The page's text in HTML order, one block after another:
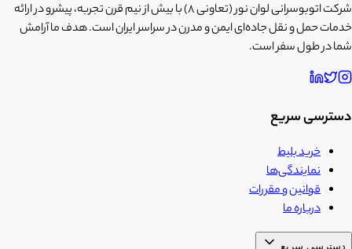
شرکت اتوبوسرانی لوان نور (تعاونی ۸) با بیش از نیم قرن تجربه، پیشرو در ارائه
خدمات حمل و نقل جاده‌ای ایمن و مدرن در سراسر ایران است. هدف ما آرامش
شما در طول سفر است.
دسترسی سریع
خرید بلیط
نمایندگی‌ها
قوانین و مقررات
درباره ما
دسترسی سریع